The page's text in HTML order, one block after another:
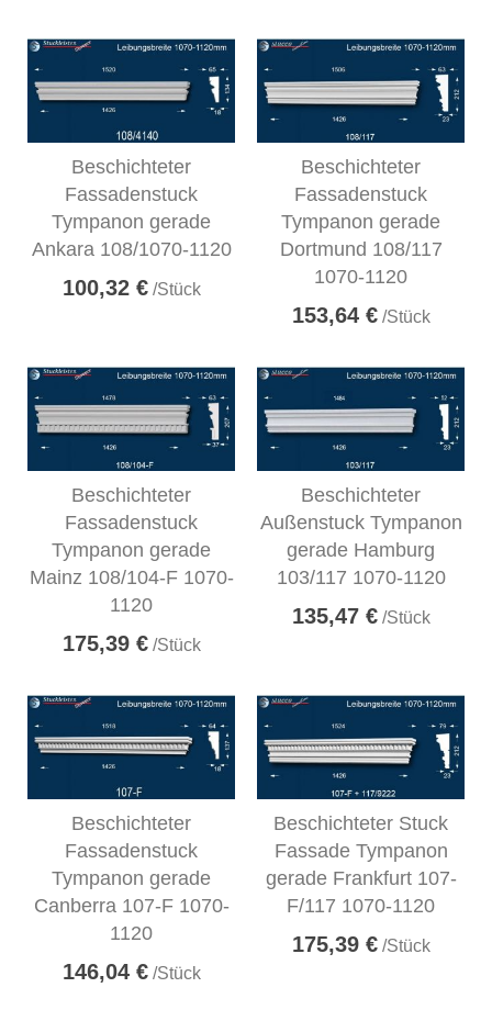
Beschichteter
Fassadenstuck
Tympanon gerade
Ankara 108/1070-1120
100,32 €/Stück
Beschichteter
Fassadenstuck
Tympanon gerade
Dortmund 108/117
1070-1120
153,64 €/Stück
Beschichteter
Fassadenstuck
Tympanon gerade
Mainz 108/104-F 1070-
1120
175,39 €/Stück
Beschichteter
Außenstuck Tympanon
gerade Hamburg
103/117 1070-1120
135,47 €/Stück
Beschichteter
Fassadenstuck
Tympanon gerade
Canberra 107-F 1070-
1120
146,04 €/Stück
Beschichteter Stuck
Fassade Tympanon
gerade Frankfurt 107-
F/117 1070-1120
175,39 €/Stück